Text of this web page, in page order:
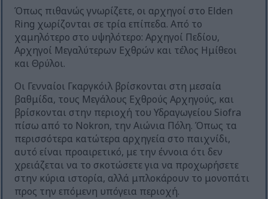
Όπως πιθανώς γνωρίζετε, οι αρχηγοί στο Elden
Ring χωρίζονται σε τρία επίπεδα. Από το
χαμηλότερο στο υψηλότερο: Αρχηγοί Πεδίου,
Αρχηγοί Μεγαλύτερων Εχθρών και τέλος Ημίθεοι
και Θρύλοι.
Οι Γενναίοι Γκαργκόιλ βρίσκονται στη μεσαία
βαθμίδα, τους Μεγάλους Εχθρούς Αρχηγούς, και
βρίσκονται στην περιοχή του Υδραγωγείου Siofra
πίσω από το Nokron, την Αιώνια Πόλη. Όπως τα
περισσότερα κατώτερα αρχηγεία στο παιχνίδι,
αυτό είναι προαιρετικό, με την έννοια ότι δεν
χρειάζεται να το σκοτώσετε για να προχωρήσετε
στην κύρια ιστορία, αλλά μπλοκάρουν το μονοπάτι
προς την επόμενη υπόγεια περιοχή.